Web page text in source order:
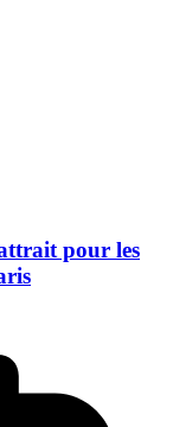
pour les